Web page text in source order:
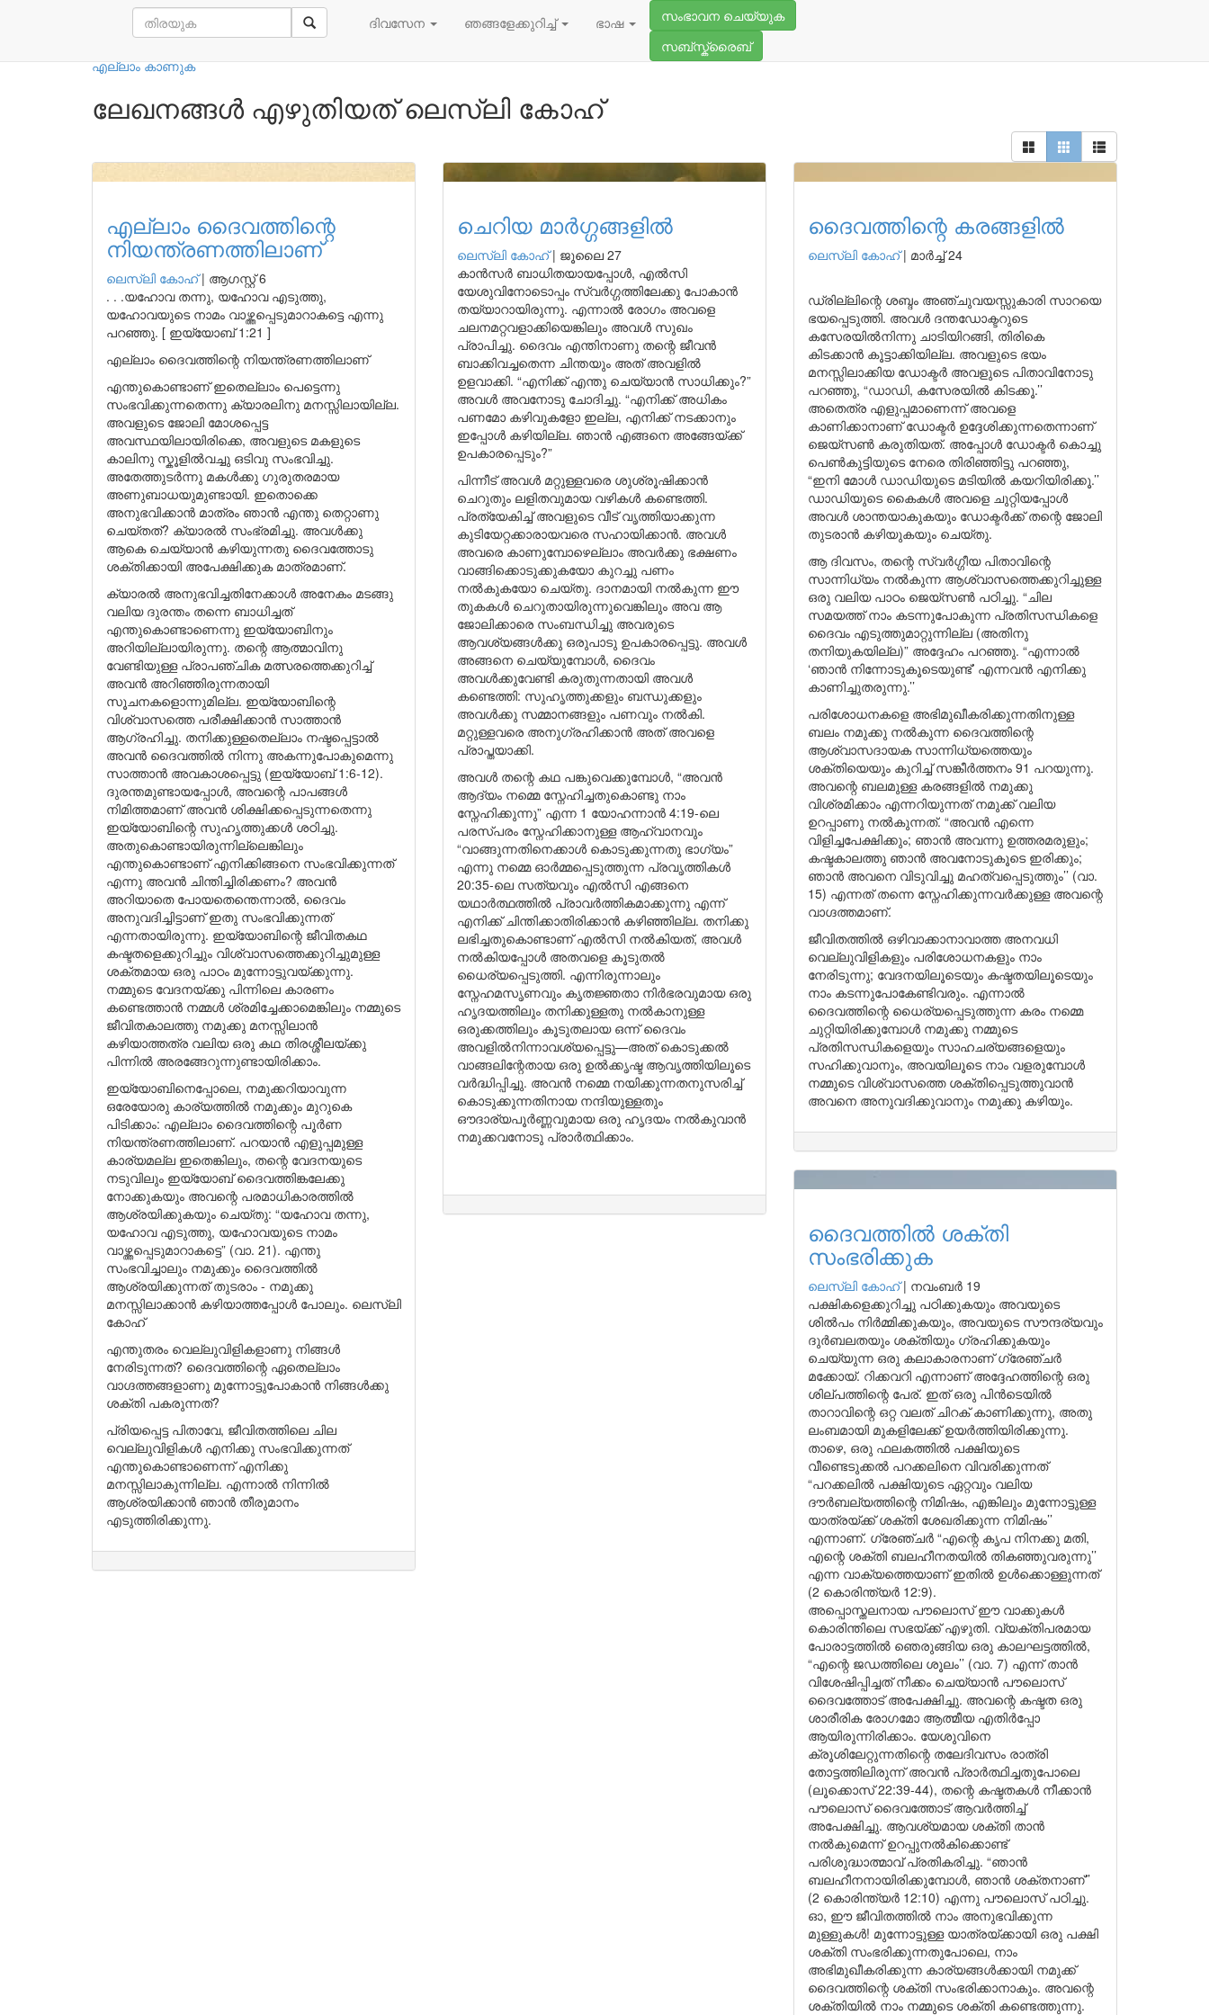
ദിവസേന ഞങ്ങളേക്കുറിച്ച് ഭാഷ
സംഭാവന ചെയ്യുക
സബ്സ്ക്രൈബ്
നമ്മുടെ എഴുത്തുകാർ
എല്ലാം കാണുക
ലേഖനങ്ങൾ എഴുതിയത് ലെസ്ലി കോഹ്
എല്ലാം ദൈവത്തിന്റെ
നിയന്ത്രണത്തിലാണ്
ലെസ്ലി കോഹ്| ആഗസ്റ്റ് 6
. . .യഹോവ തന്നു, യഹോവ എടുത്തു,
യഹോവയുടെ നാമം വാഴ്ത്തപ്പെടുമാറാകട്ടെ എന്നു
പറഞ്ഞു. [ ഇയ്യോബ് 1:21 ]
എല്ലാം ദൈവത്തിന്റെ നിയന്ത്രണത്തിലാണ്
എന്തുകൊണ്ടാണ് ഇതെല്ലാം പെട്ടെന്നു
സംഭവിക്കുന്നതെന്നു ക്യാരലിനു മനസ്സിലായില്ല.
അവളുടെ ജോലി മോശപ്പെട്ട
അവസ്ഥയിലായിരിക്കെ, അവളുടെ മകളുടെ
കാലിനു സ്കൂളിൽവച്ചു ഒടിവു സംഭവിച്ചു.
അതേത്തുടർന്നു മകൾക്കു ഗുരുതരമായ
അണുബാധയുമുണ്ടായി. ഇതൊക്കെ
അനുഭവിക്കാൻ മാത്രം ഞാൻ എന്തു തെറ്റാണു
ചെയ്തത്? ക്യാരൽ സംഭ്രമിച്ചു. അവൾക്കു
ആകെ ചെയ്യാൻ കഴിയുന്നതു ദൈവത്തോടു
ശക്തിക്കായി അപേക്ഷിക്കുക മാത്രമാണ്.
ക്യാരൽ അനുഭവിച്ചതിനേക്കാൾ അനേകം മടങ്ങു
വലിയ ദുരന്തം തന്നെ ബാധിച്ചത്
എന്തുകൊണ്ടാണെന്നു ഇയ്യോബിനും
അറിയില്ലായിരുന്നു. തന്റെ ആത്മാവിനു
വേണ്ടിയുള്ള പ്രാപഞ്ചിക മത്സരത്തെക്കുറിച്ച്
അവൻ അറിഞ്ഞിരുന്നതായി
സൂചനകളൊന്നുമില്ല. ഇയ്യോബിന്റെ
വിശ്വാസത്തെ പരീക്ഷിക്കാൻ സാത്താൻ
ആഗ്രഹിച്ചു. തനിക്കുള്ളതെല്ലാം നഷ്ടപ്പെട്ടാൽ
അവൻ ദൈവത്തിൽ നിന്നു അകന്നുപോകുമെന്നു
സാത്താൻ അവകാശപ്പെട്ടു (ഇയ്യോബ് 1:6-12).
ദുരന്തമുണ്ടായപ്പോൾ, അവന്റെ പാപങ്ങൾ
നിമിത്തമാണ് അവൻ ശിക്ഷിക്കപ്പെടുന്നതെന്നു
ഇയ്യോബിന്റെ സുഹൃത്തുക്കൾ ശഠിച്ചു.
അതുകൊണ്ടായിരുന്നില്ലെങ്കിലും
എന്തുകൊണ്ടാണ് എനിക്കിങ്ങനെ സംഭവിക്കുന്നത്
എന്നു അവൻ ചിന്തിച്ചിരിക്കണം? അവൻ
അറിയാതെ പോയതെന്തെന്നാൽ, ദൈവം
അനുവദിച്ചിട്ടാണ് ഇതു സംഭവിക്കുന്നത്
എന്നതായിരുന്നു. ഇയ്യോബിന്റെ ജീവിതകഥ
കഷ്ടതളെക്കുറിച്ചും വിശ്വാസത്തെക്കുറിച്ചുമുള്ള
ശക്തമായ ഒരു പാഠം മുന്നോട്ടുവയ്ക്കുന്നു.
നമ്മുടെ വേദനയ്ക്കു പിന്നിലെ കാരണം
കണ്ടെത്താൻ നമ്മൾ ശ്രമിച്ചേക്കാമെങ്കിലും നമ്മുടെ
ജീവിതകാലത്തു നമുക്കു മനസ്സിലാൻ
കഴിയാത്തത്ര വലിയ ഒരു കഥ തിരശ്ശീലയ്ക്കു
പിന്നിൽ അരങ്ങേറുന്നുണ്ടായിരിക്കാം.
ഇയ്യോബിനെപ്പോലെ, നമുക്കറിയാവുന്ന
ഒരേയോരു കാര്യത്തിൽ നമുക്കും മുറുകെ
പിടിക്കാം: എല്ലാം ദൈവത്തിന്റെ പൂർണ
നിയന്ത്രണത്തിലാണ്. പറയാൻ എളുപ്പമുള്ള
കാര്യമല്ല ഇതെങ്കിലും, തന്റെ വേദനയുടെ
നടുവിലും ഇയ്യോബ് ദൈവത്തിങ്കലേക്കു
നോക്കുകയും അവന്റെ പരമാധികാരത്തിൽ
ആശ്രയിക്കുകയും ചെയ്തു: “യഹോവ തന്നു,
യഹോവ എടുത്തു, യഹോവയുടെ നാമം
വാഴ്ത്തപ്പെടുമാറാകട്ടെ” (വാ. 21). എന്തു
സംഭവിച്ചാലും നമുക്കും ദൈവത്തിൽ
ആശ്രയിക്കുന്നത് തുടരാം - നമുക്കു
മനസ്സിലാക്കാൻ കഴിയാത്തപ്പോൾ പോലും. ലെസ്ലി
കോഹ്
എന്തുതരം വെല്ലുവിളികളാണു നിങ്ങൾ
നേരിടുന്നത്? ദൈവത്തിന്റെ ഏതെല്ലാം
വാഗ്ദത്തങ്ങളാണു മുന്നോട്ടുപോകാൻ നിങ്ങൾക്കു
ശക്തി പകരുന്നത്?
പ്രിയപ്പെട്ട പിതാവേ, ജീവിതത്തിലെ ചില
വെല്ലുവിളികൾ എനിക്കു സംഭവിക്കുന്നത്
എന്തുകൊണ്ടാണെന്ന് എനിക്കു
മനസ്സിലാകുന്നില്ല. എന്നാൽ നിന്നിൽ
ആശ്രയിക്കാൻ ഞാൻ തീരുമാനം
എടുത്തിരിക്കുന്നു.
ചെറിയ മാർഗ്ഗങ്ങളിൽ
ലെസ്ലി കോഹ്| ജൂലൈ 27
കാൻസർ ബാധിതയായപ്പോൾ, എൽസി
യേശുവിനോടൊപ്പം സ്വർഗ്ഗത്തിലേക്കു പോകാൻ
തയ്യാറായിരുന്നു. എന്നാൽ രോഗം അവളെ
ചലനമറ്റവളാക്കിയെങ്കിലും അവൾ സുഖം
പ്രാപിച്ചു. ദൈവം എന്തിനാണു തന്റെ ജീവൻ
ബാക്കിവച്ചതെന്ന ചിന്തയും അത് അവളിൽ
ഉളവാക്കി. “എനിക്ക് എന്തു ചെയ്യാൻ സാധിക്കും?”
അവൾ അവനോടു ചോദിച്ചു. “എനിക്ക് അധികം
പണമോ കഴിവുകളോ ഇല്ല, എനിക്ക് നടക്കാനും
ഇപ്പോൾ കഴിയില്ല. ഞാൻ എങ്ങനെ അങ്ങേയ്ക്ക്
ഉപകാരപ്പെടും?”
പിന്നീട് അവൾ മറ്റുള്ളവരെ ശുശ്രൂഷിക്കാൻ
ചെറുതും ലളിതവുമായ വഴികൾ കണ്ടെത്തി.
പ്രത്യേകിച്ച് അവളുടെ വീട് വൃത്തിയാക്കുന്ന
കുടിയേറ്റക്കാരായവരെ സഹായിക്കാൻ. അവൾ
അവരെ കാണുമ്പോഴെല്ലാം അവർക്കു ഭക്ഷണം
വാങ്ങിക്കൊടുക്കുകയോ കുറച്ചു പണം
നൽകുകയോ ചെയ്തു. ദാനമായി നൽകുന്ന ഈ
തുകകൾ ചെറുതായിരുന്നുവെങ്കിലും അവ ആ
ജോലിക്കാരെ സംബന്ധിച്ചു അവരുടെ
ആവശ്യങ്ങൾക്കു ഒരുപാടു ഉപകാരപ്പെട്ടു. അവൾ
അങ്ങനെ ചെയ്യുമ്പോൾ, ദൈവം
അവൾക്കുവേണ്ടി കരുതുന്നതായി അവൾ
കണ്ടെത്തി: സുഹൃത്തുക്കളും ബന്ധുക്കളും
അവൾക്കു സമ്മാനങ്ങളും പണവും നൽകി.
മറ്റുള്ളവരെ അനുഗ്രഹിക്കാൻ അത് അവളെ
പ്രാപ്തയാക്കി.
അവൾ തന്റെ കഥ പങ്കുവെക്കുമ്പോൾ, “അവൻ
ആദ്യം നമ്മെ സ്നേഹിച്ചതുകൊണ്ടു നാം
സ്നേഹിക്കുന്നു” എന്ന 1 യോഹന്നാൻ 4:19-ലെ
പരസ്പരം സ്നേഹിക്കാനുള്ള ആഹ്വാനവും
“വാങ്ങുന്നതിനെക്കാൾ കൊടുക്കുന്നതു ഭാഗ്യം”
എന്നു നമ്മെ ഓർമ്മപ്പെടുത്തുന്ന പ്രവൃത്തികൾ
20:35-ലെ സത്യവും എൽസി എങ്ങനെ
യഥാർത്ഥത്തിൽ പ്രാവർത്തികമാക്കുന്നു എന്ന്
എനിക്ക് ചിന്തിക്കാതിരിക്കാൻ കഴിഞ്ഞില്ല. തനിക്കു
ലഭിച്ചതുകൊണ്ടാണ് എൽസി നൽകിയത്, അവൾ
നൽകിയപ്പോൾ അതവളെ കൂടുതൽ
ധൈര്യപ്പെടുത്തി. എന്നിരുന്നാലും
സ്നേഹമസൃണവും കൃതജ്ഞതാ നിർഭരവുമായ ഒരു
ഹൃദയത്തിലും തനിക്കുള്ളതു നൽകാനുള്ള
ഒരുക്കത്തിലും കൂടുതലായ ഒന്ന് ദൈവം
അവളിൽനിന്നാവശ്യപ്പെട്ടു—അത് കൊടുക്കൽ
വാങ്ങലിന്റേതായ ഒരു ഉൽക്കൃഷ്ട ആവൃത്തിയിലൂടെ
വർദ്ധിപ്പിച്ചു. അവൻ നമ്മെ നയിക്കുന്നതനുസരിച്ച്
കൊടുക്കുന്നതിനായ നന്ദിയുള്ളതും
ഔദാര്യപൂർണ്ണവുമായ ഒരു ഹൃദയം നൽകുവാൻ
നമുക്കവനോടു പ്രാർത്ഥിക്കാം.
ദൈവത്തിന്റെ കരങ്ങളിൽ
ലെസ്ലി കോഹ്| മാർച്ച് 24
ഡ്രില്ലിന്റെ ശബ്ദം അഞ്ചുവയസ്സുകാരി സാറയെ
ഭയപ്പെടുത്തി. അവൾ ദന്തഡോക്ടറുടെ
കസേരയിൽനിന്നു ചാടിയിറങ്ങി, തിരികെ
കിടക്കാൻ കൂട്ടാക്കിയില്ല. അവളുടെ ഭയം
മനസ്സിലാക്കിയ ഡോക്ടർ അവളുടെ പിതാവിനോടു
പറഞ്ഞു, “ഡാഡി, കസേരയിൽ കിടക്കൂ.’’
അതെത്ര എളുപ്പമാണെന്ന് അവളെ
കാണിക്കാനാണ് ഡോക്ടർ ഉദ്ദേശിക്കുന്നതെന്നാണ്
ജെയ്സൺ കരുതിയത്. അപ്പോൾ ഡോക്ടർ കൊച്ചു
പെൺകുട്ടിയുടെ നേരെ തിരിഞ്ഞിട്ടു പറഞ്ഞു,
“ഇനി മോൾ ഡാഡിയുടെ മടിയിൽ കയറിയിരിക്കൂ.’’
ഡാഡിയുടെ കൈകൾ അവളെ ചുറ്റിയപ്പോൾ
അവൾ ശാന്തയാകുകയും ഡോക്ടർക്ക് തന്റെ ജോലി
തുടരാൻ കഴിയുകയും ചെയ്തു.
ആ ദിവസം, തന്റെ സ്വർഗ്ഗീയ പിതാവിന്റെ
സാന്നിധ്യം നൽകുന്ന ആശ്വാസത്തെക്കുറിച്ചുള്ള
ഒരു വലിയ പാഠം ജെയ്സൺ പഠിച്ചു. “ചില
സമയത്ത് നാം കടന്നുപോകുന്ന പ്രതിസന്ധികളെ
ദൈവം എടുത്തുമാറ്റുന്നില്ല (അതിനു
തനിയുകയില്ല)” അദ്ദേഹം പറഞ്ഞു. “എന്നാൽ
‘ഞാൻ നിന്നോടുകൂടെയുണ്ട്’ എന്നവൻ എനിക്കു
കാണിച്ചുതരുന്നു.’’
പരിശോധനകളെ അഭിമുഖീകരിക്കുന്നതിനുള്ള
ബലം നമുക്കു നൽകുന്ന ദൈവത്തിന്റെ
ആശ്വാസദായക സാന്നിധ്യത്തെയും
ശക്തിയെയും കുറിച്ച് സങ്കീർത്തനം 91 പറയുന്നു.
അവന്റെ ബലമുള്ള കരങ്ങളിൽ നമുക്കു
വിശ്രമിക്കാം എന്നറിയുന്നത് നമുക്ക് വലിയ
ഉറപ്പാണു നൽകുന്നത്. “അവൻ എന്നെ
വിളിച്ചപേക്ഷിക്കും; ഞാൻ അവന്നു ഉത്തരമരുളും;
കഷ്ടകാലത്തു ഞാൻ അവനോടുകൂടെ ഇരിക്കും;
ഞാൻ അവനെ വിടുവിച്ചു മഹത്വപ്പെടുത്തും’’ (വാ.
15) എന്നത് തന്നെ സ്നേഹിക്കുന്നവർക്കുള്ള അവന്റെ
വാഗ്ദത്തമാണ്.
ജീവിതത്തിൽ ഒഴിവാക്കാനാവാത്ത അനവധി
വെല്ലുവിളികളും പരിശോധനകളും നാം
നേരിടുന്നു; വേദനയിലൂടെയും കഷ്ടതയിലൂടെയും
നാം കടന്നുപോകേണ്ടിവരും. എന്നാൽ
ദൈവത്തിന്റെ ധൈര്യപ്പെടുത്തുന്ന കരം നമ്മെ
ചുറ്റിയിരിക്കുമ്പോൾ നമുക്കു നമ്മുടെ
പ്രതിസന്ധികളെയും സാഹചര്യങ്ങളെയും
സഹിക്കുവാനും, അവയിലൂടെ നാം വളരുമ്പോൾ
നമ്മുടെ വിശ്വാസത്തെ ശക്തിപ്പെടുത്തുവാൻ
അവനെ അനുവദിക്കുവാനും നമുക്കു കഴിയും.
ദൈവത്തിൽ ശക്തി
സംഭരിക്കുക
ലെസ്ലി കോഹ്| നവംബർ 19
പക്ഷികളെക്കുറിച്ചു പഠിക്കുകയും അവയുടെ
ശിൽപം നിർമ്മിക്കുകയും, അവയുടെ സൗന്ദര്യവും
ദുർബലതയും ശക്തിയും ഗ്രഹിക്കുകയും
ചെയ്യുന്ന ഒരു കലാകാരനാണ് ഗ്രേഞ്ചർ
മക്കോയ്. റിക്കവറി എന്നാണ് അദ്ദേഹത്തിന്റെ ഒരു
ശില്പത്തിന്റെ പേര്. ഇത് ഒരു പിൻടെയിൽ
താറാവിന്റെ ഒറ്റ വലത് ചിറക് കാണിക്കുന്നു, അതു
ലംബമായി മുകളിലേക്ക് ഉയർത്തിയിരിക്കുന്നു.
താഴെ, ഒരു ഫലകത്തിൽ പക്ഷിയുടെ
വീണ്ടെടുക്കൽ പറക്കലിനെ വിവരിക്കുന്നത്
“പറക്കലിൽ പക്ഷിയുടെ ഏറ്റവും വലിയ
ദൗർബല്യത്തിന്റെ നിമിഷം, എങ്കിലും മുന്നോട്ടുള്ള
യാത്രയ്ക്ക് ശക്തി ശേഖരിക്കുന്ന നിമിഷം’’
എന്നാണ്. ഗ്രേഞ്ചർ “എന്റെ കൃപ നിനക്കു മതി,
എന്റെ ശക്തി ബലഹീനതയിൽ തികഞ്ഞുവരുന്നു’’
എന്ന വാക്യത്തെയാണ് ഇതിൽ ഉൾക്കൊള്ളുന്നത്
(2 കൊരിന്ത്യർ 12:9).
അപ്പൊസ്തലനായ പൗലൊസ് ഈ വാക്കുകൾ
കൊരിന്തിലെ സഭയ്ക്ക് എഴുതി. വ്യക്തിപരമായ
പോരാട്ടത്തിൽ ഞെരുങ്ങിയ ഒരു കാലഘട്ടത്തിൽ,
“എന്റെ ജഡത്തിലെ ശൂലം’’ (വാ. 7) എന്ന് താൻ
വിശേഷിപ്പിച്ചത് നീക്കം ചെയ്യാൻ പൗലൊസ്
ദൈവത്തോട് അപേക്ഷിച്ചു. അവന്റെ കഷ്ടത ഒരു
ശാരീരിക രോഗമോ ആത്മീയ എതിർപ്പോ
ആയിരുന്നിരിക്കാം. യേശുവിനെ
ക്രൂശിലേറ്റുന്നതിന്റെ തലേദിവസം രാത്രി
തോട്ടത്തിലിരുന്ന് അവൻ പ്രാർത്ഥിച്ചതുപോലെ
(ലൂക്കൊസ് 22:39-44), തന്റെ കഷ്ടതകൾ നീക്കാൻ
പൗലൊസ് ദൈവത്തോട് ആവർത്തിച്ച്
അപേക്ഷിച്ചു. ആവശ്യമായ ശക്തി താൻ
നൽകുമെന്ന് ഉറപ്പുനൽകിക്കൊണ്ട്
പരിശുദ്ധാത്മാവ് പ്രതികരിച്ചു. “ഞാൻ
ബലഹീനനായിരിക്കുമ്പോൾ, ഞാൻ ശക്തനാണ്’’
(2 കൊരിന്ത്യർ 12:10) എന്നു പൗലൊസ് പഠിച്ചു.
ഓ, ഈ ജീവിതത്തിൽ നാം അനുഭവിക്കുന്ന
മുള്ളുകൾ! മുന്നോട്ടുള്ള യാത്രയ്ക്കായി ഒരു പക്ഷി
ശക്തി സംഭരിക്കുന്നതുപോലെ, നാം
അഭിമുഖീകരിക്കുന്ന കാര്യങ്ങൾക്കായി നമുക്ക്
ദൈവത്തിന്റെ ശക്തി സംഭരിക്കാനാകും. അവന്റെ
ശക്തിയിൽ നാം നമ്മുടെ ശക്തി കണ്ടെത്തുന്നു.